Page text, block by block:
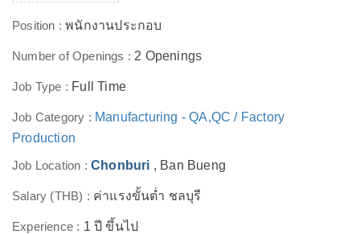
Position :พนักงานประกอบ
Number of Openings : 2 Openings
Job Type : Full Time
Job Category : Manufacturing - QA,QC / Factory
Production
Job Location : Chonburi , Ban Bueng
Salary (THB) : ค่าแรงขั้นต่ำ ชลบุรี
Experience : 1 ปี ขึ้นไป